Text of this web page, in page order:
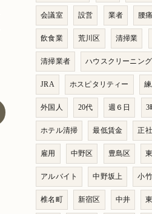
会議室 設営 業者 腰痛
飲食業 荒川区 清掃業
清掃業者 ハウスクリーニング
JRA ホスピタリティー
外国人 20代 週６日 3
ホテル清掃 最低賃金 正
雇用 中野区 豊島区
アルバイト 中野坂上 小
椎名町 新宿区 中井